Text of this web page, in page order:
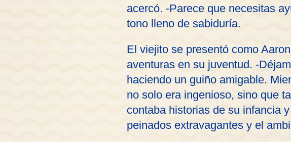
acercó. -Parece que necesitas
tono lleno de sabiduría.
El viejito se presentó como
aventuras en su juventud. -
haciendo un guiño amigable.
no solo era ingenioso, sino que
contaba historias de su infancia
peinados extravagantes y el